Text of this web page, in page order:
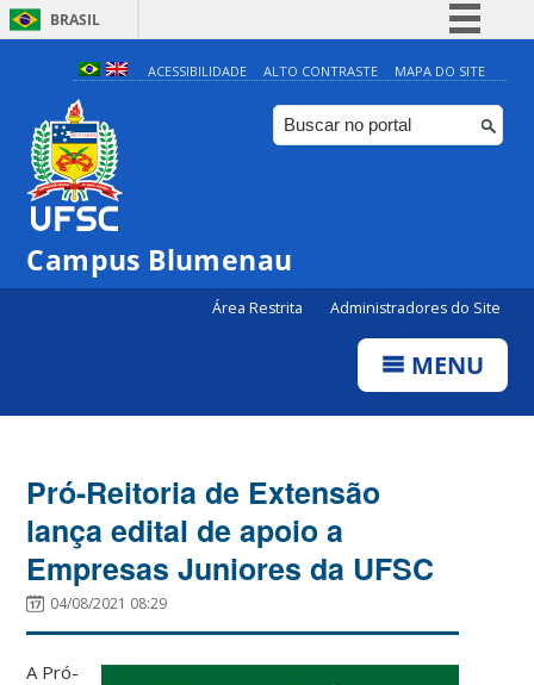
BRASIL
Simplifique!
Comunica BR
Participe
ACESSIBILIDADE ALTO CONTRASTE MAPA DO SITE
Campus Blumenau
Área Restrita Administradores do Site
MENU
Pró-Reitoria de Extensão
lança edital de apoio a
Empresas Juniores da UFSC
04/08/2021 08:29
A Pró-